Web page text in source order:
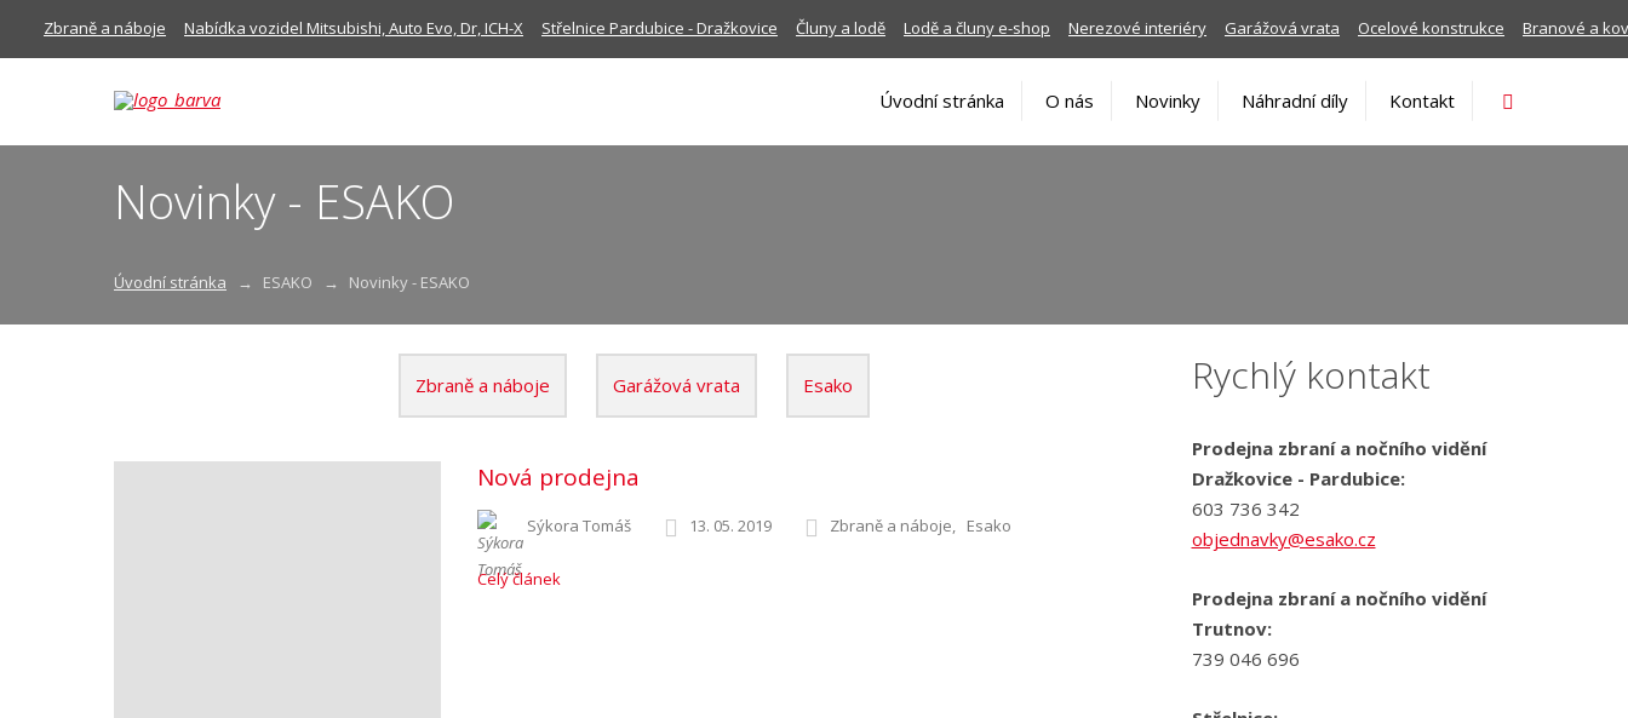
Zbraně a náboje Nabídka vozidel Mitsubishi, Auto Evo, Dr, ICH-X Střelnice Pardubice - Dražkovice Čluny a lodě Lodě a čluny e-shop Nerezové interiéry Garážová vrata Ocelové konstrukce Branové a
Úvodní stránka O nás Novinky Náhradní díly Kontakt
Novinky - ESAKO
Úvodní stránka ESAKO Novinky - ESAKO
Zbraně a náboje Garážová vrata Esako
Nová prodejna
Sýkora Tomáš 13. 05. 2019 Zbraně a náboje Esako
Celý článek
Rychlý kontakt
Prodejna zbraní a nočního vidění
Dražkovice - Pardubice:
603 736 342
objednavky@esako.cz
Prodejna zbraní a nočního vidění
Trutnov:
739 046 696